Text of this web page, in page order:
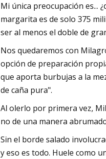
Mi única preocupación es...
margarita es de solo 375
ser al menos el doble de
Nos quedaremos con
opción de preparación
que aporta burbujas a la
de caña pura".
Al olerlo por primera vez,
no de una manera
Sin el borde salado
y eso es todo. Huele como